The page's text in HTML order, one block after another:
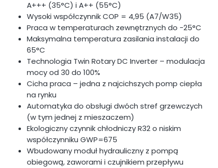
A+++ (35°C) i A++ (55°C)
Wysoki współczynnik COP = 4,95 (A7/W35)
Praca w temperaturach zewnętrznych do -25°C
Maksymalna temperatura zasilania instalacji do
65°C
Technologia Twin Rotary DC Inverter – modulacja
mocy od 30 do 100%
Cicha praca – jedna z najcichszych pomp ciepła
na rynku
Automatyka do obsługi dwóch stref grzewczych
(w tym jednej z mieszaczem)
Ekologiczny czynnik chłodniczy R32 o niskim
współczynniku GWP=675
Wbudowany moduł hydrauliczny z pompą
obiegową, zaworami i czujnikiem przepływu